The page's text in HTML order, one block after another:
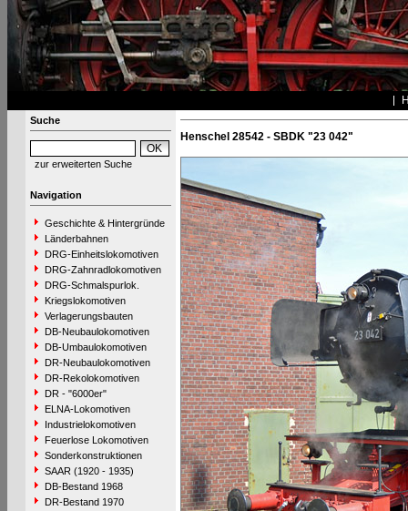
Suche
zur erweiterten Suche
Navigation
Geschichte & Hintergründe
Länderbahnen
DRG-Einheitslokomotiven
DRG-Zahnradlokomotiven
DRG-Schmalspurlok.
Kriegslokomotiven
Verlagerungsbauten
DB-Neubaulokomotiven
DB-Umbaulokomotiven
DR-Neubaulokomotiven
DR-Rekolokomotiven
DR - "6000er"
ELNA-Lokomotiven
Industrielokomotiven
Feuerlose Lokomotiven
Sonderkonstruktionen
SAAR (1920 - 1935)
DB-Bestand 1968
DR-Bestand 1970
Henschel 28542 - SBDK "23 042"